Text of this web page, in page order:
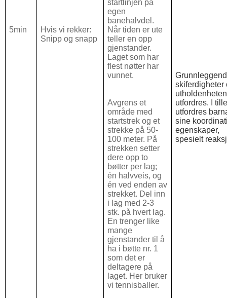
5min
Hvis vi rekker:
Snipp og snapp
startlinjen på
egen
banehalvdel.
Når tiden er ute
teller en opp
gjenstander.
Laget som har
flest nøtter har
vunnet.
Avgrens et
område med
startstrek og et
strekke på 50-
100 meter. På
strekken setter
dere opp to
bøtter per lag;
én halvveis, og
én ved enden av
strekket. Del inn
i lag med 2-3
stk. på hvert lag.
En trenger like
mange
gjenstander til å
ha i bøtte nr. 1
som det er
deltagere på
laget. Her bruker
vi tennisballer.
skiferdigheter
utholdenheten
utfordres. I
utfordres
sine
egenskaper,
spesielt